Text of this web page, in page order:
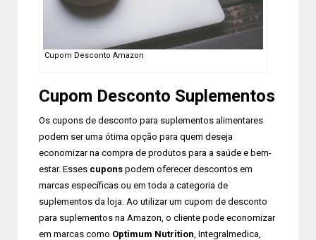
Cupom Desconto Amazon
Cupom Desconto Suplementos
Os cupons de desconto para suplementos alimentares
podem ser uma ótima opção para quem deseja
economizar na compra de produtos para a saúde e bem-
estar. Esses cupons podem oferecer descontos em
marcas específicas ou em toda a categoria de
suplementos da loja. Ao utilizar um cupom de desconto
para suplementos na Amazon, o cliente pode economizar
em marcas como Optimum Nutrition , Integralmedica,